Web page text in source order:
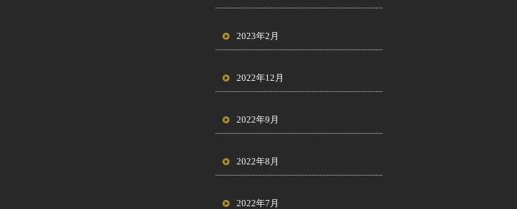
2023年2月
2022年12月
2022年9月
2022年8月
2022年7月